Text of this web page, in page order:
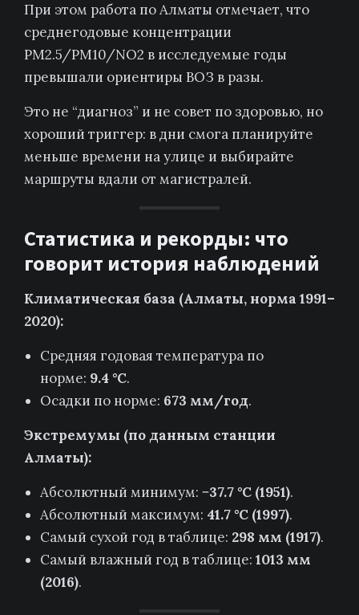
При этом работа по Алматы отмечает, что
среднегодовые концентрации
PM2.5/PM10/NO2 в исследуемые годы
превышали ориентиры ВОЗ в разы.
Это не “диагноз” и не совет по здоровью, но
хороший триггер: в дни смога планируйте
меньше времени на улице и выбирайте
маршруты вдали от магистралей.
Статистика и рекорды: что
говорит история наблюдений
Климатическая база (Алматы, норма 1991–
2020):
Средняя годовая температура по
норме: 9.4 °C.
Осадки по норме: 673 мм/год.
Экстремумы (по данным станции
Алматы):
Абсолютный минимум: −37.7 °C (1951).
Абсолютный максимум: 41.7 °C (1997).
Самый сухой год в таблице: 298 мм (1917).
Самый влажный год в таблице: 1013 мм
(2016).